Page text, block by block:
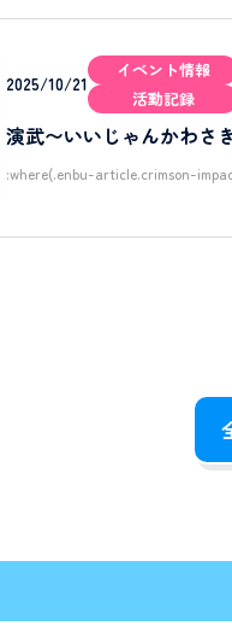
2025/10/21
イベント情報
活動記録
演武〜いいじゃんかわさ
:where(.enbu-article.crimson-